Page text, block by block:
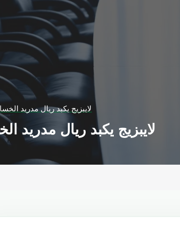
لايبزيج يكبد ريال مدريد
لايبزيج يكبد ريال مدريد